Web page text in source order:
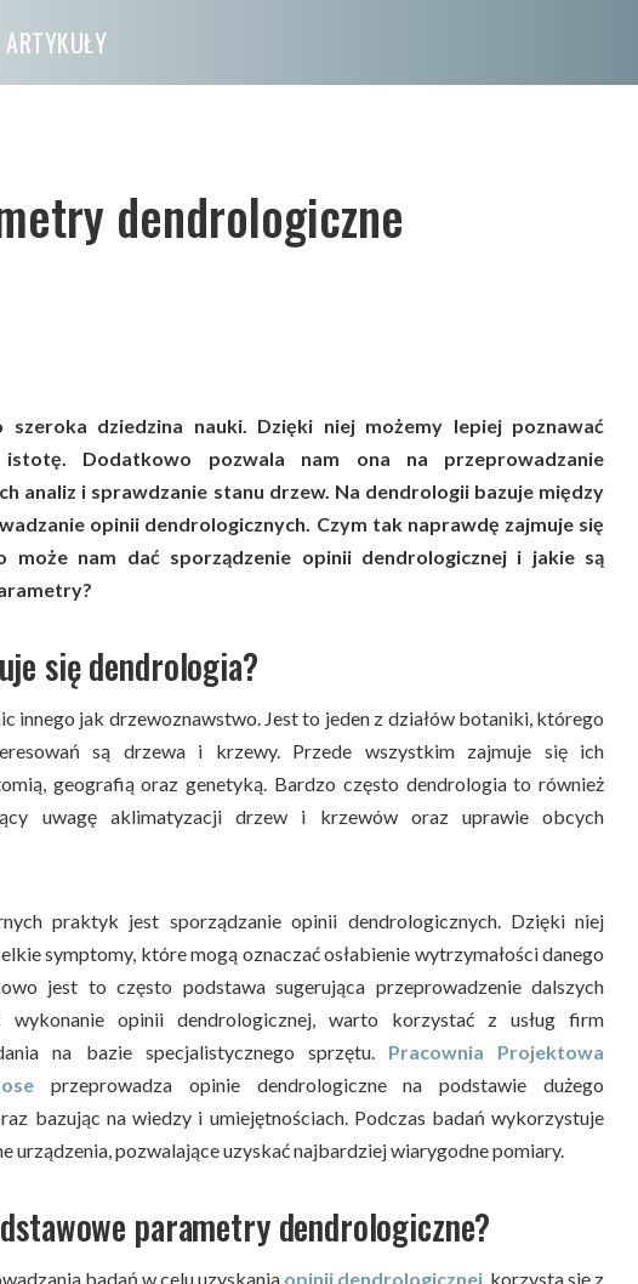
ARTYKUŁY
dendrologiczne
szeroka dziedzina nauki. Dzięki niej możemy lepiej poznawać
Dodatkowo pozwala nam ona na przeprowadzanie
analiz i sprawdzanie stanu drzew. Na dendrologii bazuje między
opinii dendrologicznych. Czym tak naprawdę zajmuje się
może nam dać sporządzenie opinii dendrologicznej i jakie są
się dendrologia?
innego jak drzewoznawstwo. Jest to jeden z działów botaniki, którego
są drzewa i krzewy. Przede wszystkim zajmuje się ich
geografią oraz genetyką. Bardzo często dendrologia to również
uwagę aklimatyzacji drzew i krzewów oraz uprawie obcych
praktyk jest sporządzanie opinii dendrologicznych. Dzięki niej
symptomy, które mogą oznaczać osłabienie wytrzymałości danego
jest to często podstawa sugerująca przeprowadzenie dalszych
wykonanie opinii dendrologicznej, warto korzystać z usług firm
na bazie specjalistycznego sprzętu. Pracownia Projektowa
przeprowadza opinie dendrologiczne na podstawie dużego
bazując na wiedzy i umiejętnościach. Podczas badań wykorzystuje
urządzenia, pozwalające uzyskać najbardziej wiarygodne pomiary.
parametry dendrologiczne?
badań w celu uzyskania opinii dendrologicznej, korzysta się z